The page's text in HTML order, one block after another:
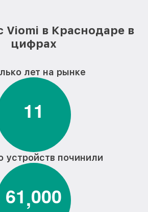
Viomi в Краснодаре в
цифрах
лет на рынке
11
устройств починили
61,000